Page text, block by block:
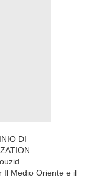
DI
Il Medio Oriente e il